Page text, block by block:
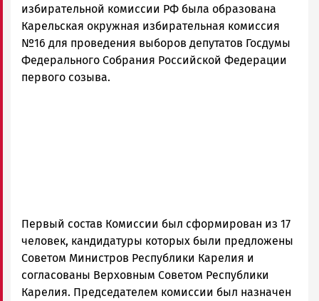
и
Карелии
|
Петрозаводск
ГОВОРИТ
избирательной комиссии РФ была образована
Карельская окружная избирательная комиссия
№16 для проведения выборов депутатов Госдумы
Федерального Собрания Российской Федерации
первого созыва.
Первый состав Комиссии был сформирован из 17
человек, кандидатуры которых были предложены
Советом Министров Республики Карелия и
согласованы Верховным Советом Республики
Карелия. Председателем комиссии был назначен